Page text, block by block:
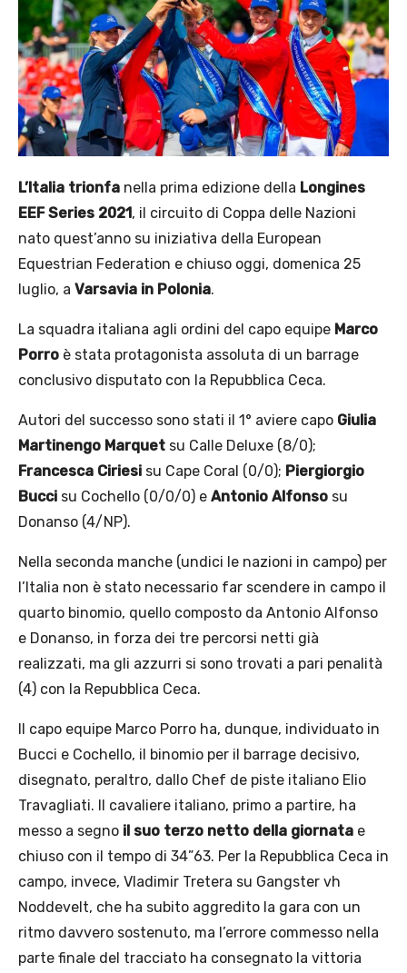
L’Italia trionfa nella prima edizione della Longines
EEF Series 2021, il circuito di Coppa delle Nazioni
nato quest’anno su iniziativa della European
Equestrian Federation e chiuso oggi, domenica 25
luglio, a Varsavia in Polonia.
La squadra italiana agli ordini del capo equipe Marco
Porro è stata protagonista assoluta di un barrage
conclusivo disputato con la Repubblica Ceca.
Autori del successo sono stati il 1° aviere capo Giulia
Martinengo Marquet su Calle Deluxe (8/0);
Francesca Ciriesi su Cape Coral (0/0); Piergiorgio
Bucci su Cochello (0/0/0) e Antonio Alfonso su
Donanso (4/NP).
Nella seconda manche (undici le nazioni in campo) per
l’Italia non è stato necessario far scendere in campo il
quarto binomio, quello composto da Antonio Alfonso
e Donanso, in forza dei tre percorsi netti già
realizzati, ma gli azzurri si sono trovati a pari penalità
(4) con la Repubblica Ceca.
Il capo equipe Marco Porro ha, dunque, individuato in
Bucci e Cochello, il binomio per il barrage decisivo,
disegnato, peraltro, dallo Chef de piste italiano Elio
Travagliati. Il cavaliere italiano, primo a partire, ha
messo a segno il suo terzo netto della giornata e
chiuso con il tempo di 34”63. Per la Repubblica Ceca in
campo, invece, Vladimir Tretera su Gangster vh
Noddevelt, che ha subito aggredito la gara con un
ritmo davvero sostenuto, ma l’errore commesso nella
parte finale del tracciato ha consegnato la vittoria